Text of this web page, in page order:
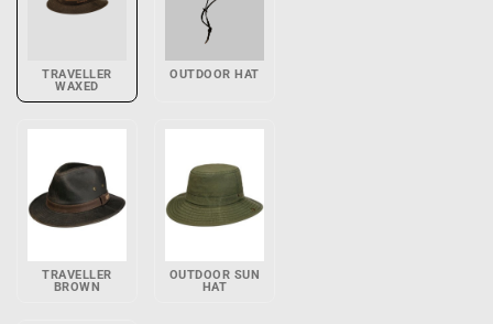
TRAVELLER
WAXED
OUTDOOR HAT
TRAVELLER
BROWN
OUTDOOR SUN
HAT